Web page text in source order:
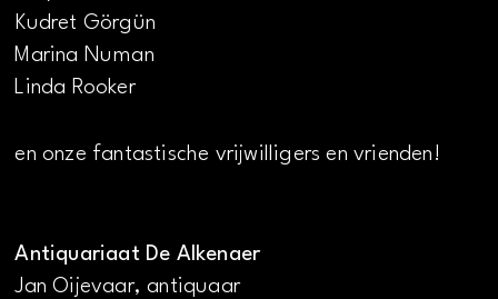
Kudret Görgün
Marina Numan
Linda Rooker
en onze fantastische vrijwilligers en vrienden!
Antiquariaat De Alkenaer
Jan Oijevaar, antiquaar